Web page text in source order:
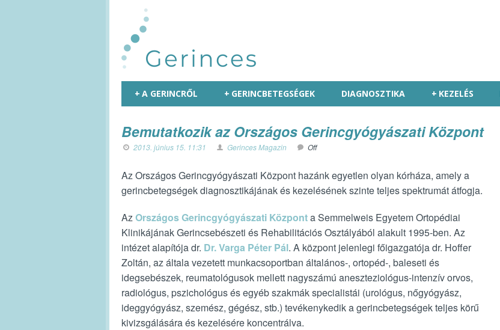
A GERINCRŐL
+ GERINCBETEGSÉGEK
+ DIAGNOSZTIKA KEZELÉS
+
Bemutatkozik az Országos Gerincgyógyászati Központ
2013. június 15. 11:31 Gerinces Magazin Off
Az Országos Gerincgyógyászati Központ hazánk egyetlen olyan kórháza, amely a
gerincbetegségek diagnosztikájának és kezelésének szinte teljes spektrumát átfogja.
AzOrszágos Gerincgyógyászati Központa Semmelweis Egyetem Ortopédiai
Klinikájának Gerincsebészeti és Rehabilitációs Osztályából alakult 1995-ben. Az
intézet alapítója dr. Dr. Varga Péter Pál. A központ jelenlegi főigazgatója dr. Hoffer
Zoltán, az általa vezetett munkacsoportban általános-, ortopéd-, baleseti és
idegsebészek, reumatológusok mellett nagyszámú aneszteziológus-intenzív orvos,
radiológus, pszichológus és egyéb szakmák specialistái (urológus, nőgyógyász,
ideggyógyász, szemész, gégész, stb.) tevékenykedik a gerincbetegségek teljes körű
kivizsgálására és kezelésére koncentrálva.